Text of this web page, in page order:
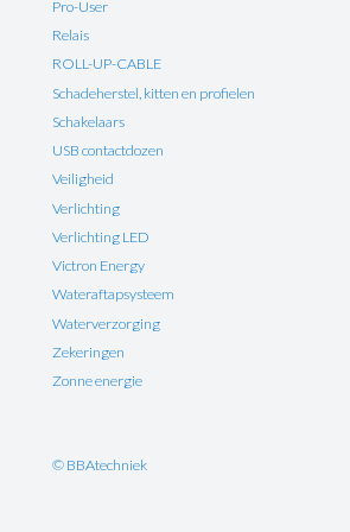
Pro-User
Relais
ROLL-UP-CABLE
Schadeherstel, kitten en profielen
Schakelaars
USB contactdozen
Veiligheid
Verlichting
Verlichting LED
Victron Energy
Wateraftapsysteem
Waterverzorging
Zekeringen
Zonne energie
© BBAtechniek